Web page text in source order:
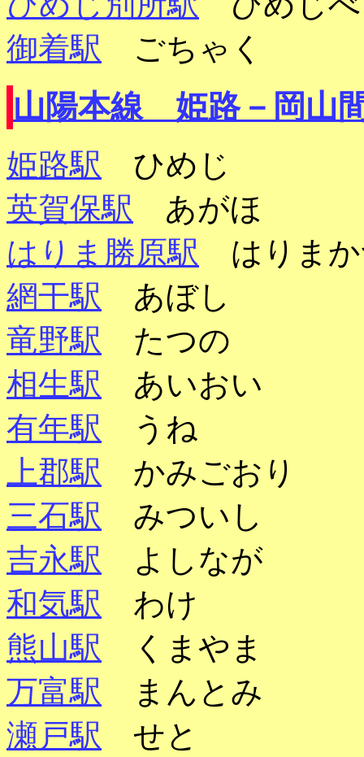
御着駅 ごちゃく
山陽本線 姫路－岡山
姫路駅 ひめじ
英賀保駅 あがほ
はりま勝原駅 はりまか
網干駅 あぼし
竜野駅 たつの
相生駅 あいおい
有年駅 うね
上郡駅 かみごおり
三石駅 みついし
吉永駅 よしなが
和気駅 わけ
熊山駅 くまやま
万富駅 まんとみ
瀬戸駅 せと